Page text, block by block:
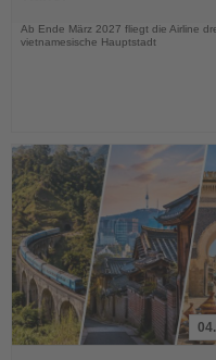
Ab Ende März 2027 fliegt die Airline
vietnamesische Hauptstadt